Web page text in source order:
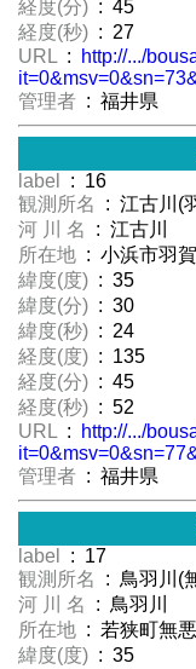
経度(分) : 45
経度(秒) : 27
URL :
http://.../
管理者 : 福井県
label
: 16
観測所名
: 江古川(
河 川 名
: 江古川
所在地 : 小浜市羽賀
緯度(度) : 35
緯度(分) : 30
緯度(秒) : 24
経度(度) : 135
経度(分) : 45
経度(秒) : 52
URL :
http://.../
管理者 : 福井県
label
: 17
観測所名
: 鳥羽川(
河 川 名
: 鳥羽川
所在地 : 若狭町無悪
緯度(度) : 35